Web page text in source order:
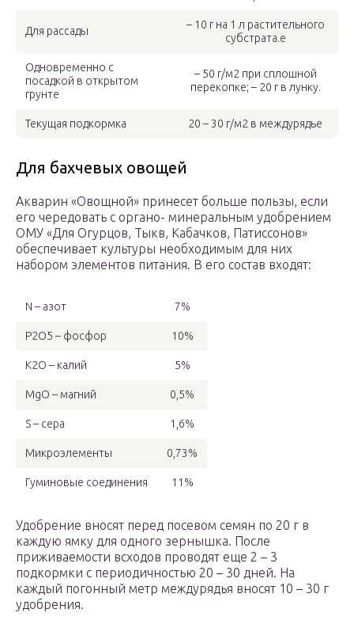
Для рассады
– 10 г на 1 л растительного
субстрата.е
Одновременно с
посадкой в открытом
грунте
– 50 г/м2 при сплошной
перекопке; – 20 г в лунку.
Текущая подкормка 20 – 30 г/м2 в междурядье
Для бахчевых овощей
Акварин «Овощной» принесет больше пользы, если
его чередовать с органо- минеральным удобрением
ОМУ «Для Огурцов, Тыкв, Кабачков, Патиссонов»
обеспечивает культуры необходимым для них
набором элементов питания. В его состав входят:
N – азот 7%
P2O5 – фосфор 10%
K2O – калий 5%
MgO – магний 0,5%
S – сера 1,6%
Микроэлементы 0,73%
Гуминовые соединения 11%
Удобрение вносят перед посевом семян по 20 г в
каждую ямку для одного зернышка. После
приживаемости всходов проводят еще 2 – 3
подкормки с периодичностью 20 – 30 дней. На
каждый погонный метр междурядья вносят 10 – 30 г
удобрения.